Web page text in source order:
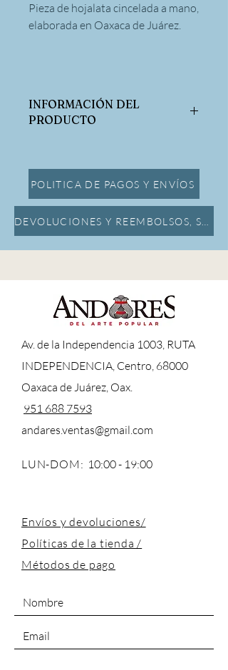
Pieza de hojalata cincelada a mano,
elaborada en Oaxaca de Juárez.
INFORMACIÓN DEL
PRODUCTO
POLITICA DE PAGOS Y ENVÍOS
Av. de la Independencia 1003, RUTA
INDEPENDENCIA, Centro, 68000
Oaxaca de Juárez, Oax.
951 688 7593
andares.ventas@gmail.com
LUN-DOM: 10:00 - 19:00
Envíos y devoluciones/
Políticas de la tienda /
Métodos de pago